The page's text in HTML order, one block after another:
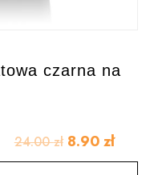
czarna na
24.00zł 8.90 zł